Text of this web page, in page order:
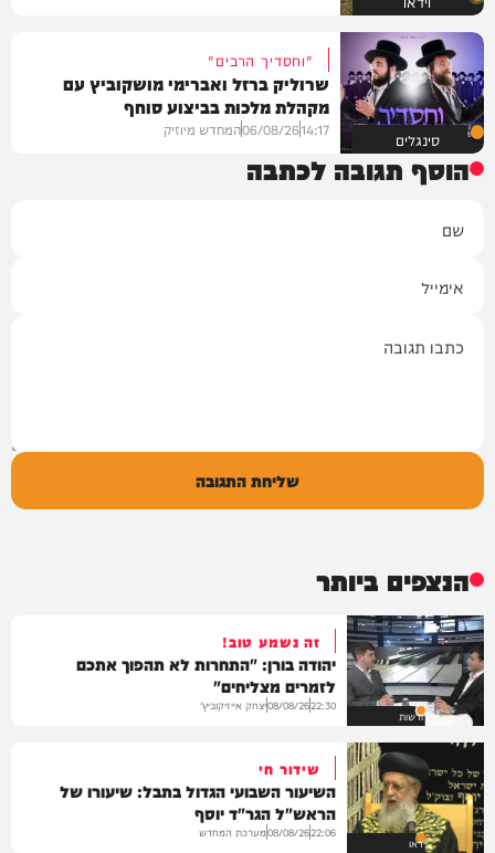
סינגלים
"וחסדיך הרבים"
שרוליק ברזל ואברימי מושקוביץ עם
מקהלת מלכות בביצוע סוחף
14:17
06/08/26המחדש מיוזיק
הוסף תגובה לכתבה
שליחת התגובה
הנצפים ביותר
חדשות
זה נשמע טוב!
יהודה בורן: "התחרות לא תהפוך אתכם
לזמרים מצליחים"
22:30
08/08/26יצחק אייזיקוביץ'
וידאו
שידור חי
השיעור השבועי הגדול בתבל: שיעורו של
הראש"ל הגר"ד יוסף
22:06
08/08/26מערכת המחדש